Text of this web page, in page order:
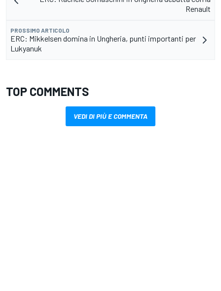
Renault
PROSSIMO ARTICOLO
ERC: Mikkelsen domina in Ungheria, punti importanti per
Lukyanuk
TOP COMMENTS
VEDI DI PIÙ E COMMENTA